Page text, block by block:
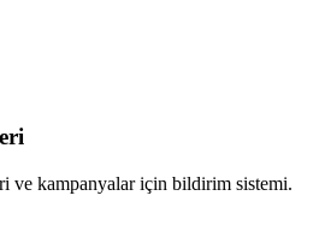
ve kampanyalar için bildirim sistemi.